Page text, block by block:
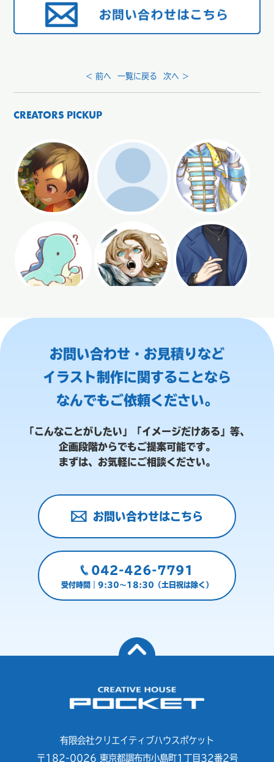
< 前へ 一覧に戻る 次へ >
CREATORS PICKUP
お問い合わせ・お見積りなど
イラスト制作に関することなら
なんでもご依頼ください。
「こんなことがしたい」「イメージだけある」等、
企画段階からでもご提案可能です。
まずは、お気軽にご相談ください。
お問い合わせはこちら
042-426-7791
受付時間｜9:30～18:30（土日祝は除く）
有限会社クリエイティブハウスポケット
〒182-0026 東京都調布市小島町1丁目32番2号